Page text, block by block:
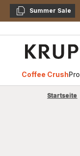
KopierenSummer Sale
Coffee Crush
Startseite